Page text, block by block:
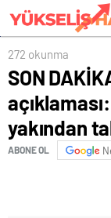
yakından takip
272 okunma
SON
yakından
ABONE OL